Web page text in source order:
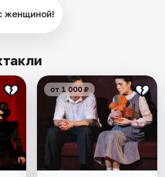
женщиной!
от 1 000 ₽